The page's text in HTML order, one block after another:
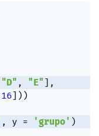
"D" , "E"] ,
16] ) )
, y = 'grupo' )